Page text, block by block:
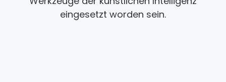
eingesetzt worden sein.